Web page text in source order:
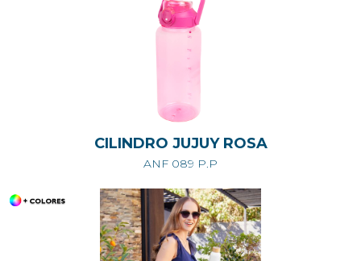
CILINDRO JUJUY ROSA
ANF 089 P.P